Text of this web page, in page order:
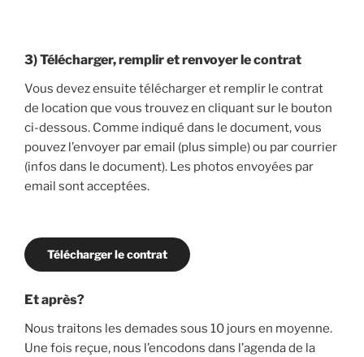
3) Télécharger, remplir et renvoyer le contrat
Vous devez ensuite télécharger et remplir le contrat
de location que vous trouvez en cliquant sur le bouton
ci-dessous. Comme indiqué dans le document, vous
pouvez l’envoyer par email (plus simple) ou par courrier
(infos dans le document). Les photos envoyées par
email sont acceptées.
Télécharger le contrat
Et après?
Nous traitons les demades sous 10 jours en moyenne.
Une fois reçue, nous l’encodons dans l’agenda de la